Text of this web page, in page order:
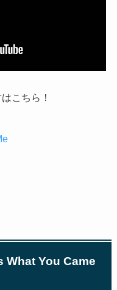
こちら！
What You Came